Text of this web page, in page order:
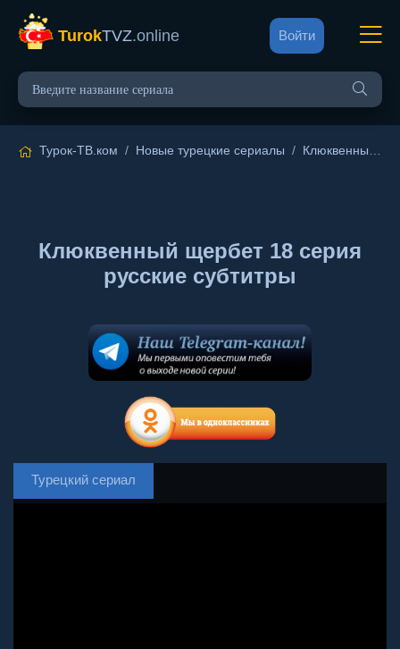
TurokTVZ.online Войти
Турок-ТВ.ком / Новые турецкие сериалы / Клюквенный щербет
Клюквенный щербет 18 серия
русские субтитры
Турецкий сериал